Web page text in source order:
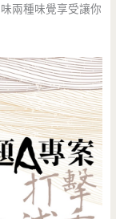
兩種味覺享受讓你